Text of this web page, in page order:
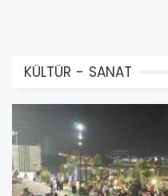
KÜLTÜR - SANAT